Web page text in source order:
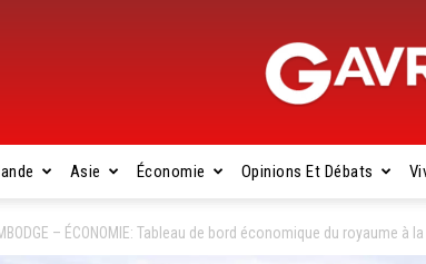
Asie Économie Opinions Et Débats
– ÉCONOMIE: Tableau de bord économique du royaume à